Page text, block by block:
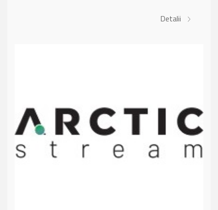
Detalii